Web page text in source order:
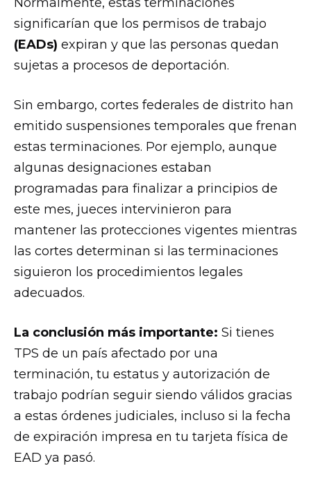
significarían que los permisos de trabajo
(EADs) expiran y que las personas quedan
sujetas a procesos de deportación.
Sin embargo, cortes federales de distrito han
emitido suspensiones temporales que frenan
estas terminaciones. Por ejemplo, aunque
algunas designaciones estaban
programadas para finalizar a principios de
este mes, jueces intervinieron para
mantener las protecciones vigentes mientras
las cortes determinan si las terminaciones
siguieron los procedimientos legales
adecuados.
La conclusión más importante: Si tienes
TPS de un país afectado por una
terminación, tu estatus y autorización de
trabajo podrían seguir siendo válidos gracias
a estas órdenes judiciales, incluso si la fecha
de expiración impresa en tu tarjeta física de
EAD ya pasó.